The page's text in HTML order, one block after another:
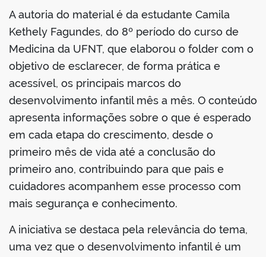
portal
A autoria do material é da estudante Camila
Kethely Fagundes, do 8º período do curso de
Medicina da UFNT, que elaborou o folder com o
objetivo de esclarecer, de forma prática e
acessível, os principais marcos do
desenvolvimento infantil mês a mês. O conteúdo
apresenta informações sobre o que é esperado
em cada etapa do crescimento, desde o
primeiro mês de vida até a conclusão do
primeiro ano, contribuindo para que pais e
cuidadores acompanhem esse processo com
mais segurança e conhecimento.
A iniciativa se destaca pela relevância do tema,
uma vez que o desenvolvimento infantil é um